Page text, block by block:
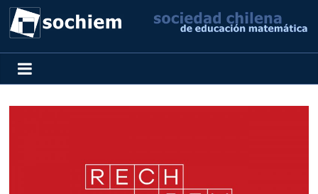
SOCHIEM
Sociedad
Chilena